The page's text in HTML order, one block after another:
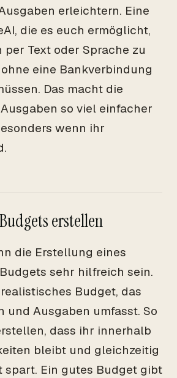
erleichtern. Eine
die es euch ermöglicht,
per Text oder Sprache zu
eine Bankverbindung
Das macht die
so viel einfacher
wenn ihr
erstellen
die Erstellung eines
sehr hilfreich sein.
Budget, das
und Ausgaben umfasst. So
dass ihr innerhalb
bleibt und gleichzeitig
Ein gutes Budget gibt